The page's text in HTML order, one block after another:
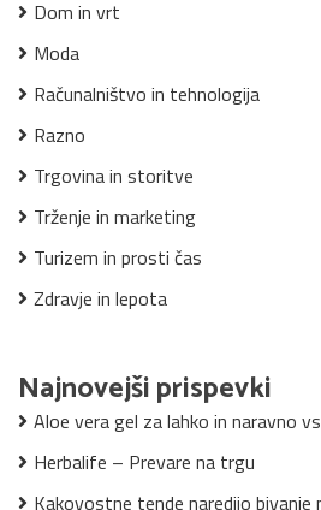
Dom in vrt
Moda
Računalništvo in tehnologija
Razno
Trgovina in storitve
Trženje in marketing
Turizem in prosti čas
Zdravje in lepota
Najnovejši prispevki
Aloe vera gel za lahko in naravno
Herbalife – Prevare na trgu
Kakovostne tende naredijo bivanje